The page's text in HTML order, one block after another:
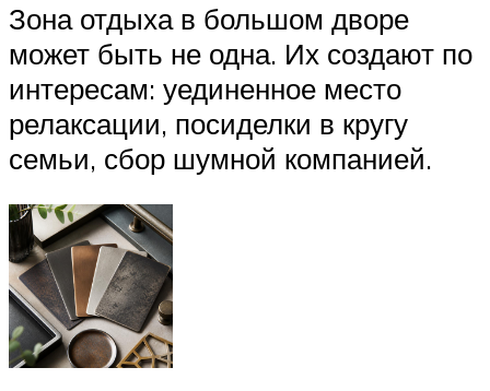
Зона отдыха в большом дворе
может быть не одна. Их создают по
интересам: уединенное место
релаксации, посиделки в кругу
семьи, сбор шумной компанией.